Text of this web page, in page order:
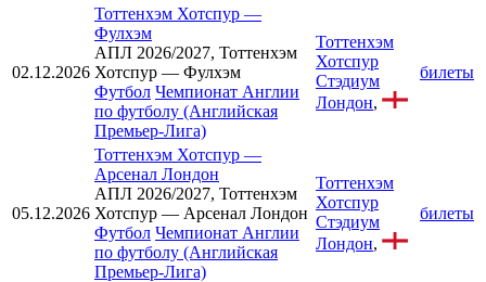
02.12.2026
Тоттенхэм Хотспур —
Фулхэм
АПЛ 2026/2027, Тоттенхэм
Хотспур — Фулхэм
Футбол Чемпионат Англии
по футболу (Английская
Премьер-Лига)
Тоттенхэм
Хотспур
Стэдиум
Лондон,
билеты
05.12.2026
Тоттенхэм Хотспур —
Арсенал Лондон
АПЛ 2026/2027, Тоттенхэм
Хотспур — Арсенал Лондон
Футбол Чемпионат Англии
по футболу (Английская
Премьер-Лига)
Тоттенхэм
Хотспур
Стэдиум
Лондон,
билеты